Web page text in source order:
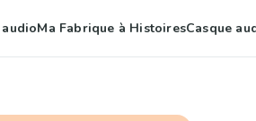
Ma Fabrique à HistoiresCasque